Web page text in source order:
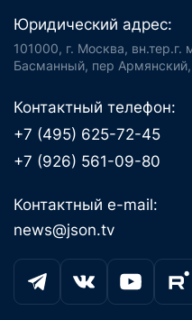
Юридический адрес:
101000, г. Москва, вн.тер.г.
Басманный, пер
Контактный телефон:
+7 (495) 625-72-45
+7 (926) 561-09-80
Контактный e-mail:
news@json.tv